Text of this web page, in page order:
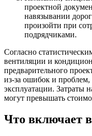
проектной
навязывании
произойти при
подрядчиками.
Согласно
вентиляции и
предварительного
из-за ошибок и
эксплуатации. Затраты
могут превышать
Что включает